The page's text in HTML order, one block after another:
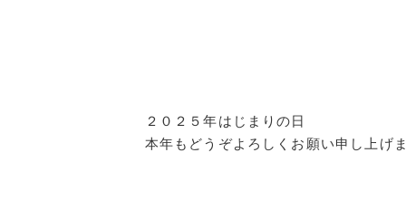
２０２５年はじまりの日
本年もどうぞよろしくお願い申し上げ